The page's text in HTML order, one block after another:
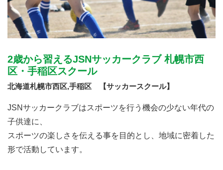
2歳から習えるJSNサッカークラブ 札幌市西
区・手稲区スクール
北海道札幌市西区,手稲区 【サッカースクール】
JSNサッカークラブはスポーツを行う機会の少ない年代の
子供達に、
スポーツの楽しさを伝える事を目的とし、地域に密着した
形で活動しています。